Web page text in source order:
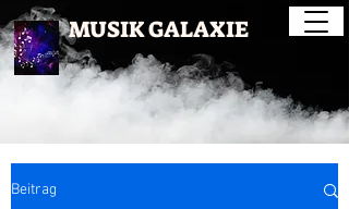
MUSIK GALAXIE
Beitrag